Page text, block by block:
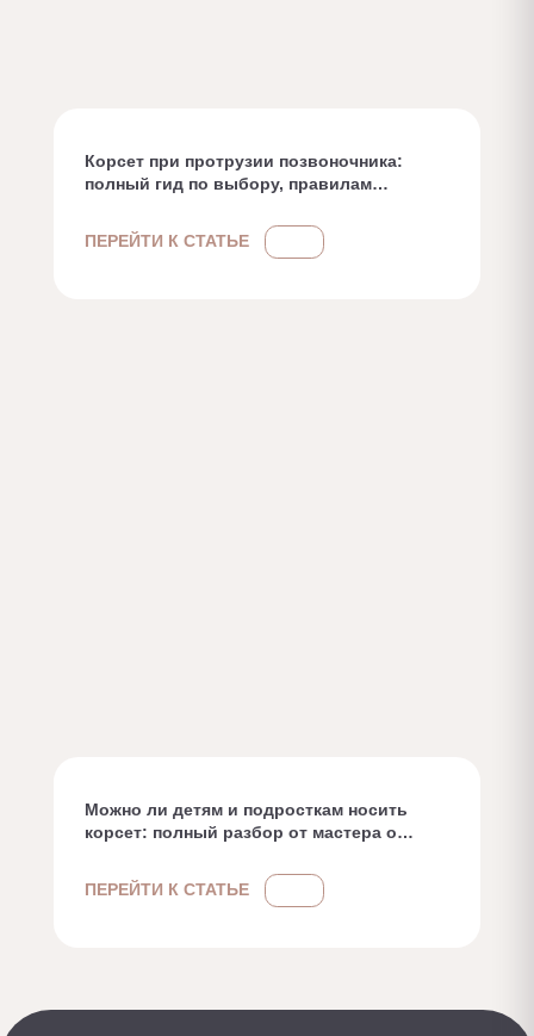
Корсет при протрузии позвоночника:
полный гид по выбору, правилам
ПЕРЕЙТИ К СТАТЬЕ
Можно ли детям и подросткам носить
корсет: полный разбор от мастера о
альтернативах
ПЕРЕЙТИ К СТАТЬЕ